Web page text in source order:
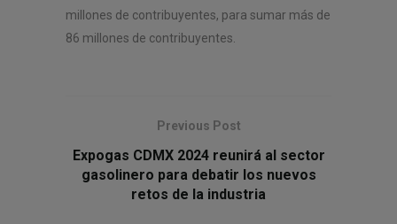
millones de contribuyentes, para sumar más de
86 millones de contribuyentes.
Previous Post
Expogas CDMX 2024 reunirá al sector
gasolinero para debatir los nuevos
retos de la industria